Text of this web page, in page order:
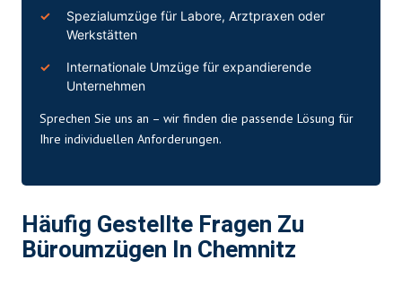
Spezialumzüge für Labore, Arztpraxen oder
Werkstätten
Internationale Umzüge für expandierende
Unternehmen
Sprechen Sie uns an – wir finden die passende Lösung für
Ihre individuellen Anforderungen.
Häufig Gestellte Fragen Zu
Büroumzügen In Chemnitz